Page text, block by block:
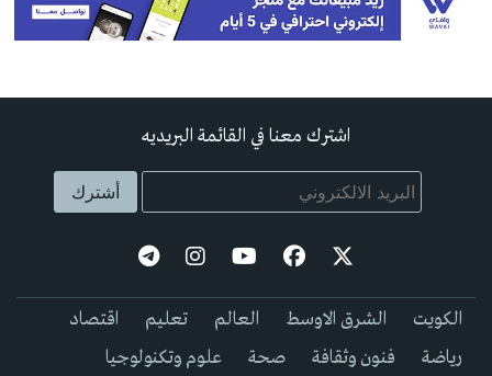
اشترك معنا في القائمة البريديه
الكويت الشرق الاوسط العالم تعليم
اقتصاد
رياضة
فنون وثقافة صحة علوم وتكنولوجيا